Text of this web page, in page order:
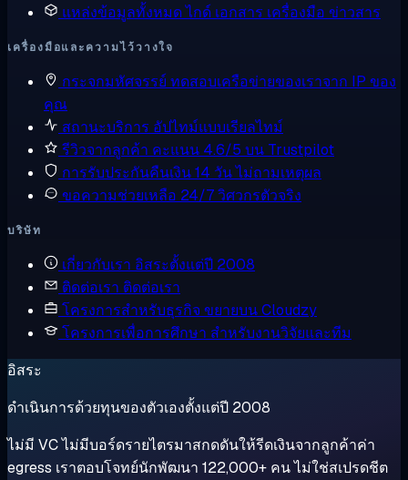
แหล่งข้อมูลทั้งหมดไกด์ เอกสาร เครื่องมือ ข่าวสาร
เครื่องมือและความไว้วางใจ
กระจกมหัศจรรย์ ทดสอบเครือข่ายของเราจาก IP ของ
คุณ
สถานะบริการ อัปไทม์แบบเรียลไทม์
รีวิวจากลูกค้า คะแนน 4.6/5 บน Trustpilot
การรับประกันคืนเงิน14 วัน ไม่ถามเหตุผล
ขอความช่วยเหลือ 24/7 วิศวกรตัวจริง
บริษัท
เกี่ยวกับเรา อิสระตั้งแต่ปี 2008
ติดต่อเรา ติดต่อเรา
โครงการสำหรับธุรกิจ ขยายบน Cloudzy
โครงการเพื่อการศึกษา สำหรับงานวิจัยและทีม
อิสระ
ดำเนินการด้วยทุนของตัวเองตั้งแต่ปี 2008
ไม่มี VC ไม่มีบอร์ดรายไตรมาสกดดันให้รีดเงินจากลูกค้าค่า
egress เราตอบโจทย์นักพัฒนา 122,000+ คน ไม่ใช่สเปรดชีต